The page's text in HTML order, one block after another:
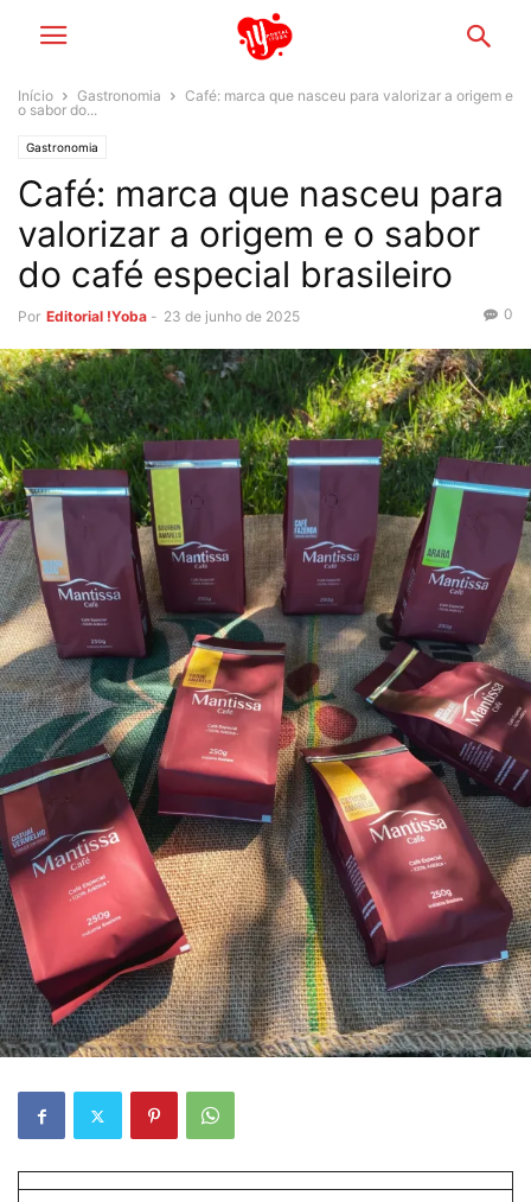
Início Gastronomia
Café: marca que nasceu para valorizar a origem e
o sabor do...
Gastronomia
Café: marca que nasceu para
valorizar a origem e o sabor
do café especial brasileiro
Por Editorial !Yoba - 23 de junho de 2025 0